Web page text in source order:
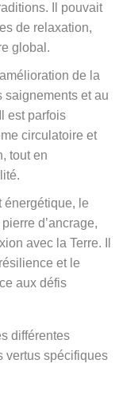
Il pouvait
de relaxation,
global.
de la
saignements et au
est parfois
circulatoire et
tout en
énergétique, le
d’ancrage,
avec la Terre. Il
et le
aux défis
différentes
vertus spécifiques